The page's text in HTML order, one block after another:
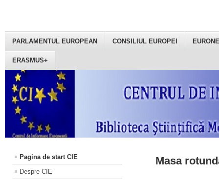
PARLAMENTUL EUROPEAN CONSILIUL EUROPEI
ERASMUS+
Pagina de start CIE
Despre CIE
Masa